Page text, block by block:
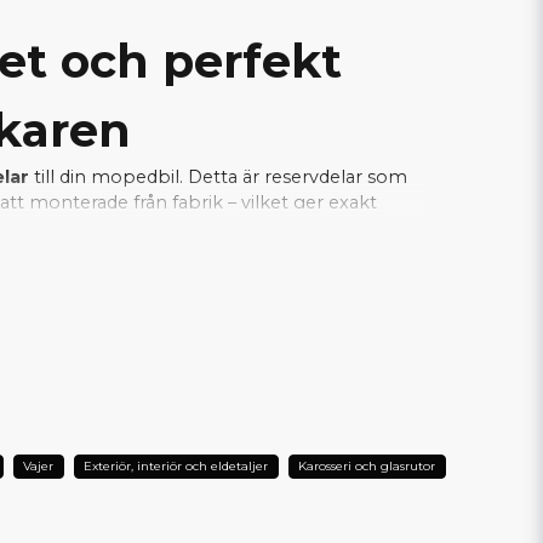
och perfekt
till din mopedbil. Detta är reservdelar som
monterade från fabrik – vilket ger exakt
fungerar tillsammans med bilens
DIN AIXAM?
Vajer Exteriör, interiör och eldetaljer Karosseri och glasrutor